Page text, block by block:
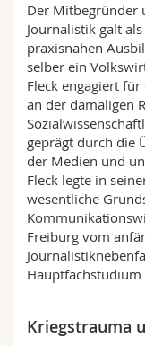
Der Mitbegründer
Journalistik galt
praxisnahen
selber ein
Fleck engagiert
an der damaligen
geprägt durch die
der Medien und
Fleck legte in
wesentliche
Freiburg vom
Kriegstrauma